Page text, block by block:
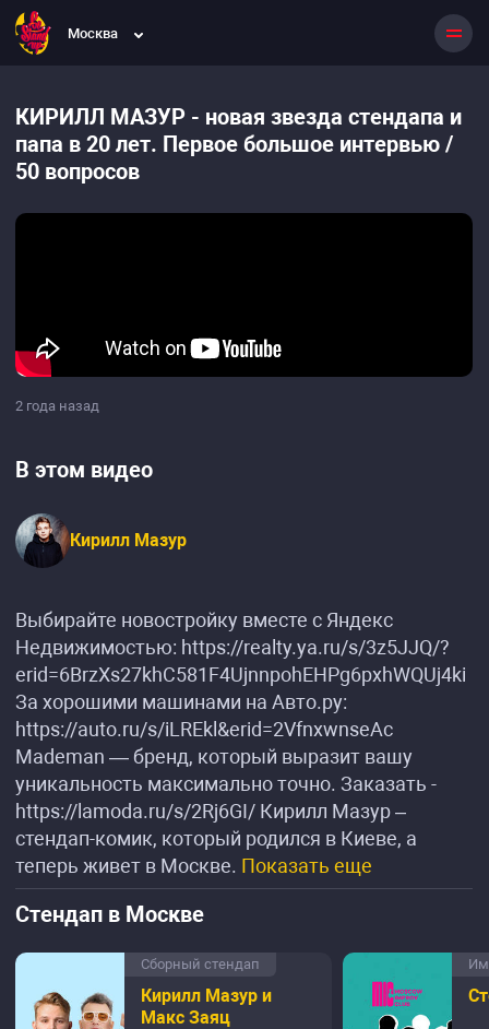
Москва
КИРИЛЛ МАЗУР - новая звезда стендапа и
папа в 20 лет. Первое большое интервью /
50 вопросов
2 года назад
В этом видео
Кирилл Мазур
Выбирайте новостройку вместе с Яндекс
Недвижимостью: https://realty.ya.ru/s/3z5JJQ/?
erid=6BrzXs27khC581F4UjnnpohEHPg6pxhWQUj4ki
За хорошими машинами на Авто.ру:
https://auto.ru/s/iLREkl&erid=2VfnxwnseAc
Mademan — бренд, который выразит вашу
уникальность максимально точно. Заказать -
https://lamoda.ru/s/2Rj6GI/ Кирилл Мазур –
стендап-комик, который родился в Киеве, а
теперь живет в Москве. Показать еще
Стендап в Москве
Сборный стендап
Кирилл Мазур и
Макс Заяц